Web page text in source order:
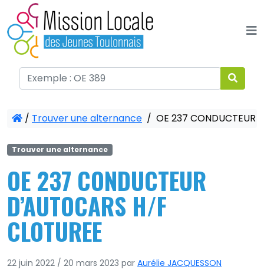
/ Trouver une alternance / OE 237 CONDUCTEUR
Trouver une alternance
OE 237 CONDUCTEUR
D’AUTOCARS H/F
CLOTUREE
22 juin 2022 / 20 mars 2023 par Aurélie JACQUESSON
Panneau de gestion des cookies